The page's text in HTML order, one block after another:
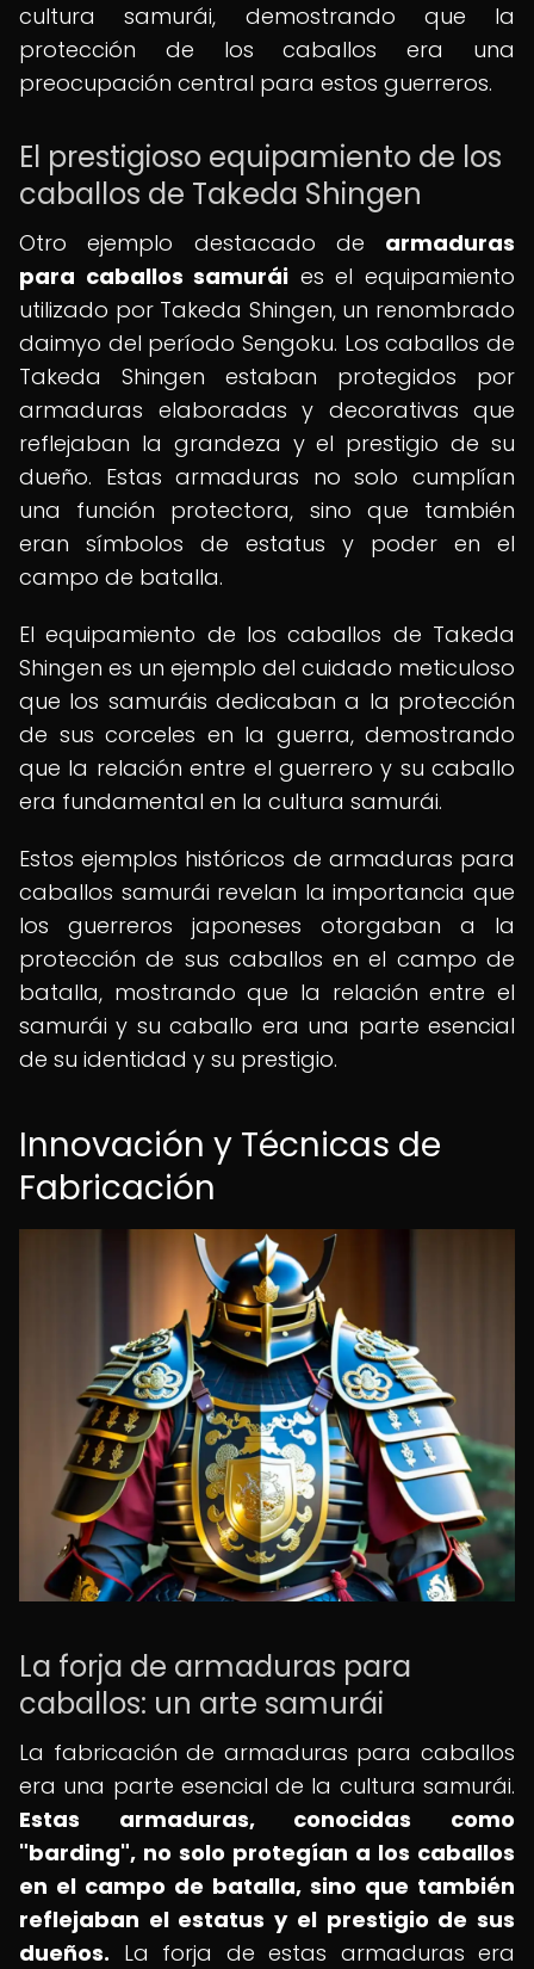
cultura samurái, demostrando que la
protección de los caballos era una
preocupación central para estos guerreros.
El prestigioso equipamiento de los
caballos de Takeda Shingen
Otro ejemplo destacado de armaduras
para caballos samurái es el equipamiento
utilizado por Takeda Shingen, un renombrado
daimyo del período Sengoku. Los caballos de
Takeda Shingen estaban protegidos por
armaduras elaboradas y decorativas que
reflejaban la grandeza y el prestigio de su
dueño. Estas armaduras no solo cumplían
una función protectora, sino que también
eran símbolos de estatus y poder en el
campo de batalla.
El equipamiento de los caballos de Takeda
Shingen es un ejemplo del cuidado meticuloso
que los samuráis dedicaban a la protección
de sus corceles en la guerra, demostrando
que la relación entre el guerrero y su caballo
era fundamental en la cultura samurái.
Estos ejemplos históricos de armaduras para
caballos samurái revelan la importancia que
los guerreros japoneses otorgaban a la
protección de sus caballos en el campo de
batalla, mostrando que la relación entre el
samurái y su caballo era una parte esencial
de su identidad y su prestigio.
Innovación y Técnicas de
Fabricación
La forja de armaduras para
caballos: un arte samurái
La fabricación de armaduras para caballos
era una parte esencial de la cultura samurái.
Estas armaduras, conocidas como
"barding", no solo protegían a los caballos
en el campo de batalla, sino que también
reflejaban el estatus y el prestigio de sus
dueños. La forja de estas armaduras era